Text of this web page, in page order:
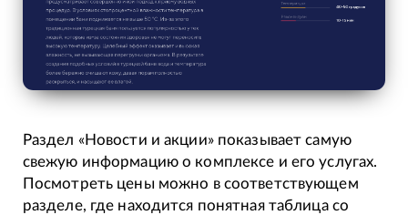
Раздел «Новости и акции» показывает самую
свежую информацию о комплексе и его услугах.
Посмотреть цены можно в соответствующем
разделе, где находится понятная таблица со